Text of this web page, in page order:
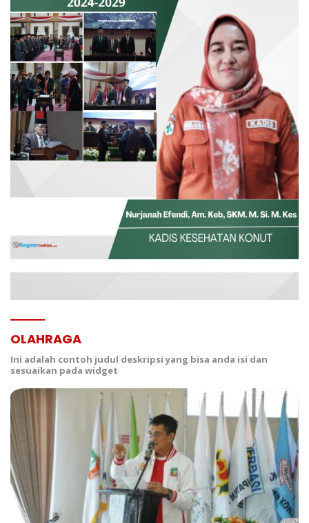
OLAHRAGA
Ini adalah contoh judul deskripsi yang bisa anda isi dan
sesuaikan pada widget